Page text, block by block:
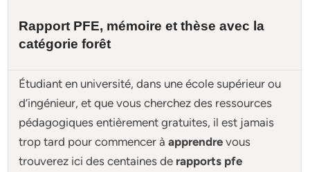
Rapport PFE, mémoire etthèse avec la
catégorie forêt
Étudiant en université, dans une école supérieur ou
d’ingénieur, et que vous cherchez des ressources
pédagogiques entièrement gratuites, il est jamais
trop tard pour commencer àapprendre vous
trouverez ici des centaines de rapports pfe